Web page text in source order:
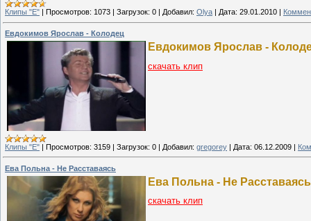
Клипы "Е" Просмотров: 1073 Загрузок: 0 Добавил: Olya Дата: 29.01.2010
Евдокимов Ярослав - Колодец
Евдокимов Ярослав -
скачать клип
Клипы "Е" | Просмотров: 3159 | Загрузок: 0 | Добавил: gregorey | Дата: 06.12.2009 |
Ева Польна - Не Расставаясь
Ева Польна - Не Расставаясь
скачать клип